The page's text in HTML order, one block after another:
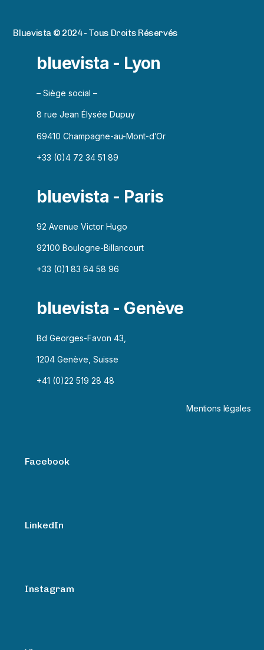
Bluevista © 2024 - Tous Droits Réservés
bluevista - Lyon
– Siège social –
8 rue Jean Élysée Dupuy
69410 Champagne-au-Mont-d’Or
+33 (0)4 72 34 51 89
bluevista - Paris
92 Avenue Victor Hugo
92100 Boulogne-Billancourt
+33 (0)1 83 64 58 96
bluevista - Genève
Bd Georges-Favon 43,
1204 Genève, Suisse
+41 (0)22 519 28 48
Mentions légales
Facebook
LinkedIn
Instagram